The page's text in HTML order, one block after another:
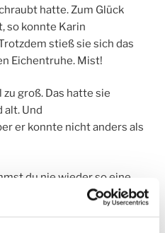
hatte. Zum Glück
so konnte Karin
stieß sie sich das
Eichentruhe. Mist!
groß. Das hatte sie
alt. Und
er konnte nicht anders als
du nie wieder so eine
hatte er gesagt.